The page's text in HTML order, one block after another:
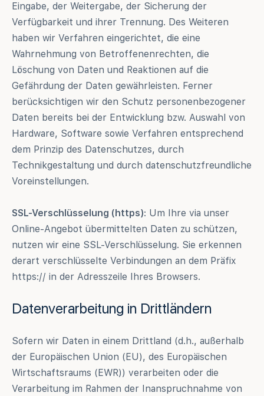
Eingabe, der Weitergabe, der Sicherung der
Verfügbarkeit und ihrer Trennung. Des Weiteren
haben wir Verfahren eingerichtet, die eine
Wahrnehmung von Betroffenenrechten, die
Löschung von Daten und Reaktionen auf die
Gefährdung der Daten gewährleisten. Ferner
berücksichtigen wir den Schutz personenbezogener
Daten bereits bei der Entwicklung bzw. Auswahl von
Hardware, Software sowie Verfahren entsprechend
dem Prinzip des Datenschutzes, durch
Technikgestaltung und durch datenschutzfreundliche
Voreinstellungen.
SSL-Verschlüsselung (https): Um Ihre via unser
Online-Angebot übermittelten Daten zu schützen,
nutzen wir eine SSL-Verschlüsselung. Sie erkennen
derart verschlüsselte Verbindungen an dem Präfix
https:// in der Adresszeile Ihres Browsers.
Datenverarbeitung in Drittländern
Sofern wir Daten in einem Drittland (d.h., außerhalb
der Europäischen Union (EU), des Europäischen
Wirtschaftsraums (EWR)) verarbeiten oder die
Verarbeitung im Rahmen der Inanspruchnahme von